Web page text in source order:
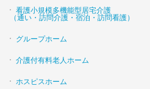
看護小規模多機能型居宅介護
（通い・訪問介護・宿泊・訪問看護）
グループホーム
介護付有料老人ホーム
ホスピスホーム